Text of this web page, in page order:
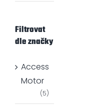
Filtrovat
dle značky
Access
Motor
(5)